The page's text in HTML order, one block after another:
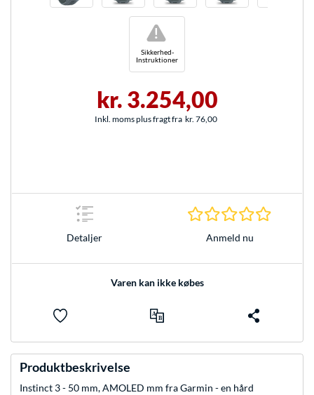
Sikkerhed-
Instruktioner
!
kr. 3.254,00
Inkl. moms plus fragt fra kr. 76,00
Detaljer Anmeld nu
Varen kan ikke købes
Produktbeskrivelse
Instinct 3 - 50 mm, AMOLED mm fra Garmin - en hård